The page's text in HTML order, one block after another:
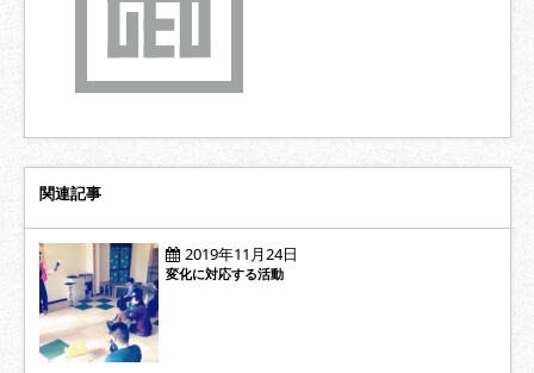
関連記事
2019年11月24日
変化に対応する活動